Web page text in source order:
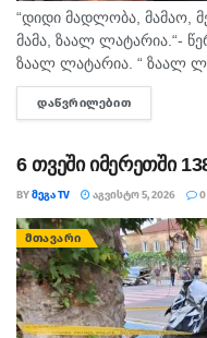
“დიდი მადლობა, მამაო,
მამა, ზაალ ლატარია.“-
ზაალ ლატარია. “ ზაალ
გარდაცვალების გამო.
ვარდიგორის წმიდა
ᲓᲐᲬᲕᲠᲘᲚᲔᲑᲘᲗ
6 თვეში იმერეთში
BYᲛᲔᲒᲐ TV ᲐᲒᲕᲘᲡᲢᲝ 5, 2026 0
ᲛᲗᲐᲕᲐᲠᲘ